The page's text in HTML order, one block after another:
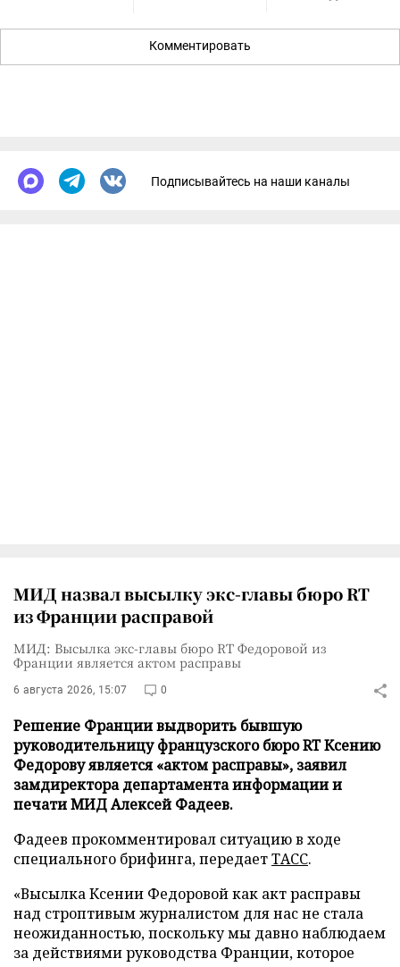
Комментировать
Подписывайтесь на наши каналы
МИД назвал высылку экс-главы бюро RT
из Франции расправой
МИД: Высылка экс-главы бюро RT Федоровой из
Франции является актом расправы
6 августа 2026, 15:07 0
Решение Франции выдворить бывшую
руководительницу французского бюро RT Ксению
Федорову является «актом расправы», заявил
замдиректора департамента информации и
печати МИД Алексей Фадеев.
Фадеев прокомментировал ситуацию в ходе
специального брифинга, передаетТАСС.
«Высылка Ксении Федоровой как акт расправы
над строптивым журналистом для нас не стала
неожиданностью, поскольку мы давно наблюдаем
за действиями руководства Франции, которое